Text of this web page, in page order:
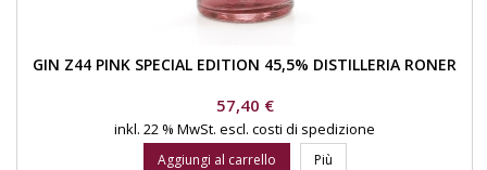
GIN Z44 PINK SPECIAL EDITION 45,5% DISTILLERIA RONER
Prezzo
57,40 €
inkl. 22 % MwSt. escl. costi di spedizione
Aggiungi al carrello Più